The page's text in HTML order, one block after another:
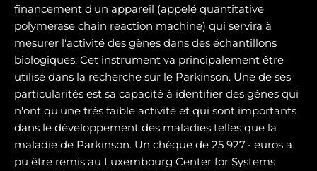
financement d'un appareil (appelé quantitative
polymerase chain reaction machine) qui servira à
mesurer l'activité des gènes dans des échantillons
biologiques. Cet instrument va principalement être
utilisé dans la recherche sur le Parkinson. Une de ses
particularités est sa capacité à identifier des gènes qui
n'ont qu'une très faible activité et qui sont importants
dans le développement des maladies telles que la
maladie de Parkinson. Un chèque de 25 927,- euros a
pu être remis au Luxembourg Center for Systems